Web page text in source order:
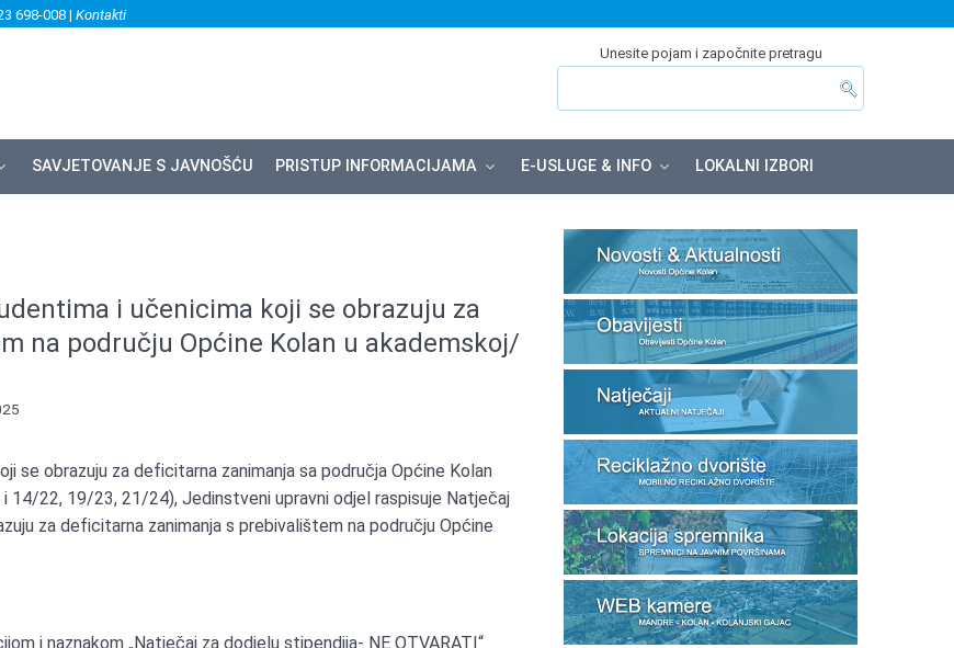
698-008 | Kontakti
Unesite pojam i započnite pretragu
SAVJETOVANJE S JAVNOŠĆU PRISTUP INFORMACIJAMA E-USLUGE & INFO LOKALNI IZBORI
i učenicima koji se obrazuju za
na području Općine Kolan u akademskoj/
se obrazuju za deficitarna zanimanja sa područja Općine Kolan
14/22, 19/23, 21/24), Jedinstveni upravni odjel raspisuje Natječaj
za deficitarna zanimanja s prebivalištem na području Općine
i naznakom „Natječaj za dodjelu stipendija- NE OTVARATI“